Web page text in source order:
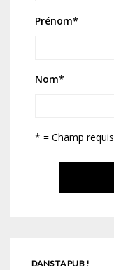
Prénom*
Nom*
* = Champ requis
DANS TA PUB !